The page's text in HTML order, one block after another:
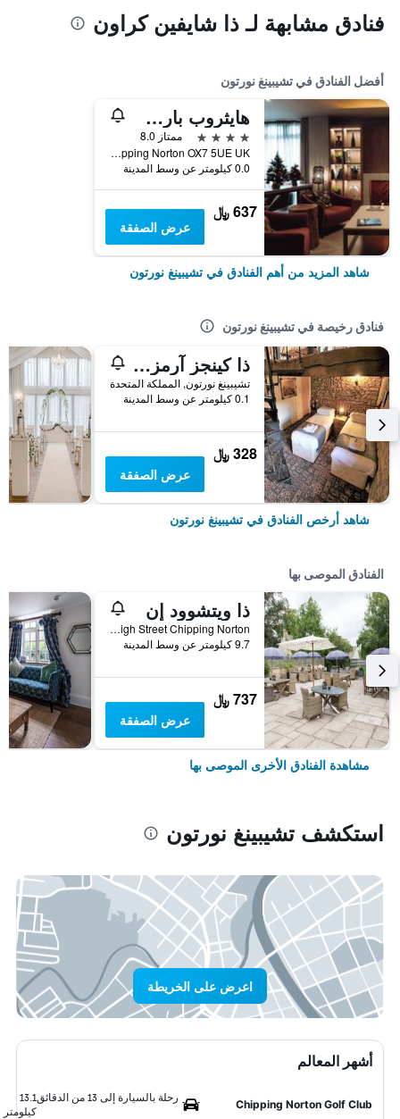
فنادق مشابهة لـ ذا شايفين كراون
أفضل الفنادق في تشيبينغ نورتون
هايثروب بارك هوتل - لبالغين فقط
4 نجوم
ممتاز 8.0
Enstone Chipping Norton OX7 5UE UK, تشيبينغ نورتون, المملكة المتحدة
0.0 كيلومتر عن وسط المدينة
637 ﷼
عرض الصفقة
شاهد المزيد من أهم الفنادق في تشيبينغ نورتون
فنادق رخيصة في تشيبينغ نورتون
ذا كينجز آرمز تشيبينج نورتون
تشيبينغ نورتون, المملكة المتحدة
0.1 كيلومتر عن وسط المدينة
328 ﷼
عرض الصفقة
شاهد أرخص الفنادق في تشيبينغ نورتون
الفنادق الموصى بها
ذا ويتشوود إن
ox76ba High Street Chipping Norton, تشيبينغ نورتون, المملكة المتحدة
9.7 كيلومتر عن وسط المدينة
737 ﷼
عرض الصفقة
مشاهدة الفنادق الأخرى الموصى بها
استكشف تشيبينغ نورتون
اعرض على الخريطة
أشهر المعالم
Chipping Norton Golf Club
رحلة بالسيارة إلى 13 من الدقائق
13.1
كيلومتر